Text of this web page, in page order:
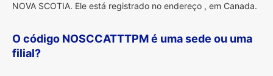
NOVA SCOTIA. Ele está registrado no endereço , em Canada.
O código NOSCCATTTPM é uma sede ou uma
filial?